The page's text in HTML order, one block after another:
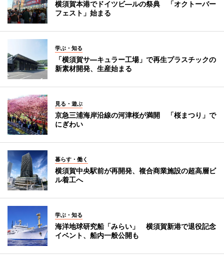
横須賀本港でドイツビ―ルの祭典 「オクトーバー
フェスト」始まる
学ぶ・知る
「横須賀サ―キュラー工場」で再生プラスチックの
新素材開発、生産始まる
見る・遊ぶ
京急三浦海岸沿線の河津桜が満開 「桜まつり」で
にぎわい
暮らす・働く
横須賀中央駅前が再開発、複合商業施設の超高層ビ
ル着工へ
学ぶ・知る
海洋地球研究船「みらい」 横須賀新港で退役記念
イベント、船内一般公開も